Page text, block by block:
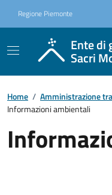
Regione Piemonte
Ente di
Sacri
Home / Amministrazione
Informazioni ambientali